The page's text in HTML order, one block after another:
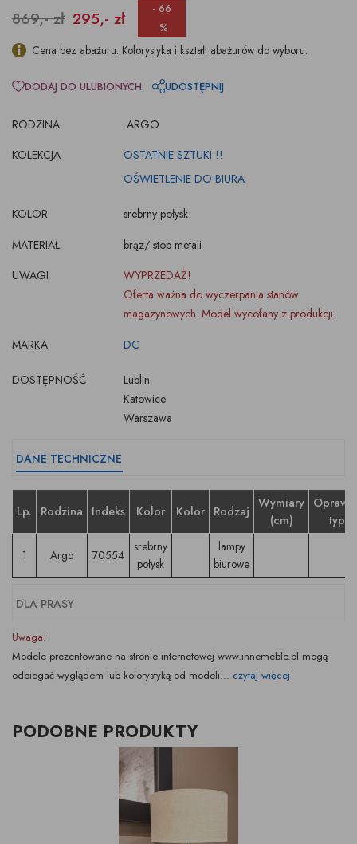
869,- zł 295,- zł
- 66
%
Cena bez abażuru. Kolorystyka i kształt abażurów do wyboru.
RODZINA
ARGO
KOLEKCJA
OSTATNIE SZTUKI !!
OŚWIETLENIE DO BIURA
KOLOR
srebrny połysk
MATERIAŁ
brąz/ stop metali
UWAGI
WYPRZEDAŻ!
Oferta ważna do wyczerpania stanów
magazynowych. Model wycofany z produkcji.
MARKA
DC
DOSTĘPNOŚĆ
Lublin
Katowice
Warszawa
DODAJ DO ULUBIONYCH UDOSTĘPNIJ
DANE TECHNICZNE
Lp. Rodzina Indeks Kolor Kolor Rodzaj
Wymiary
(cm)
typ
1 Argo 70554
srebrny
połysk
lampy
biurowe
DLA PRASY
Uwaga!
Modele prezentowane na stronie internetowej www.innemeble.pl mogą
odbiegać wyglądem lub kolorystyką od modeli... czytaj więcej
PODOBNE PRODUKTY